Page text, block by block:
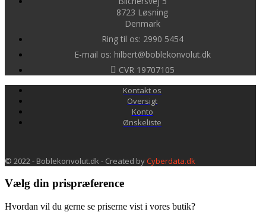
8723 Løsning
Denmark
Ring til os: 2990 5454
E-mail os: hilbert@boblekonvolut.dk
CVR 19707105
Kontakt os
Oversigt
Konto
Ønskeliste
© 2022 - Boblekonvolut.dk - Created byCyberdata.dk
Vælg din prispræference
Hvordan vil du gerne se priserne vist i vores butik?